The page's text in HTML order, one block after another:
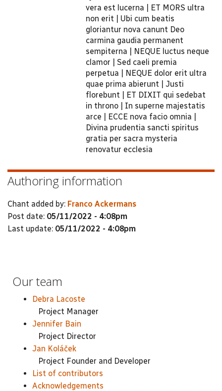
vera est lucerna | ET MORS ultra
non erit | Ubi cum beatis
gloriantur nova canunt Deo
carmina gaudia permanent
sempiterna | NEQUE luctus neque
clamor | Sed caeli premia
perpetua | NEQUE dolor erit ultra
quae prima abierunt | Justi
florebunt | ET DIXIT qui sedebat
in throno | In superne majestatis
arce | ECCE nova facio omnia |
Divina prudentia sancti spiritus
gratia per sacra mysteria
renovatur ecclesia
Authoring information
Chant added by: Franco Ackermans
Post date: 05/11/2022 - 4:08pm
Last update: 05/11/2022 - 4:08pm
Our team
Debra Lacoste
Project Manager
Jennifer Bain
Project Director
Jan Koláček
Project Founder and Developer
List of contributors
Acknowledgements